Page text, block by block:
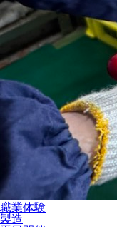
職業体験
製造